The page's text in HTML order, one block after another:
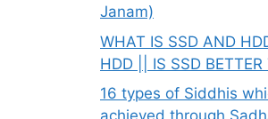
Janam)
WHAT IS SSD AND
HDD || IS SSD
16 types of Siddhis
achieved through